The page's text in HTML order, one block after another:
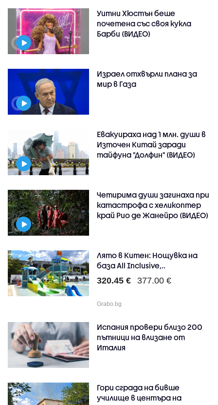
Уитни Хюстън беше
почетена със своя кукла
Барби (ВИДЕО)
Израел отхвърли плана за
мир в Газа
Евакуираха над 1 млн. души в
Източен Китай заради
тайфуна "Долфин" (ВИДЕО)
Четирима души загинаха при
катастрофа с хеликоптер
край Рио де Жанейро (ВИДЕО)
Лято в Китен: Нощувка на
база All Inclusive,..
320.45 € 377.00 €
Grabo.bg
Испания провери близо 200
пътници на влизане от
Италия
Гори сграда на бивше
училище в центъра на